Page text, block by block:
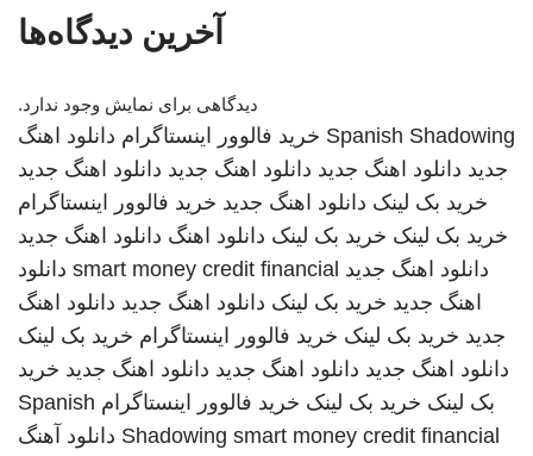
آخرین دیدگاه‌ها
دیدگاهی برای نمایش وجود ندارد.
Spanish Shadowing خرید فالوور اینستاگرام دانلود اهنگ
جدید دانلود اهنگ جدید دانلود اهنگ جدید دانلود اهنگ جدید
خرید بک لینک دانلود اهنگ جدید خرید فالوور اینستاگرام
خرید بک لینک خرید بک لینک دانلود اهنگ دانلود اهنگ جدید
دانلود اهنگ جدید smart money credit financial دانلود
اهنگ جدید خرید بک لینک دانلود اهنگ جدید دانلود اهنگ
جدید خرید بک لینک خرید فالوور اینستاگرام خرید بک لینک
دانلود اهنگ جدید دانلود اهنگ جدید دانلود اهنگ جدید خرید
بک لینک خرید بک لینک خرید فالوور اینستاگرام Spanish
Shadowing smart money credit financial
دانلود آهنگ